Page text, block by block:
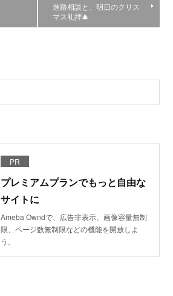
進路相談と、明日のクリス
マス礼拝🎄
PR
プレミアムプランでもっと自由な
サイトに
Ameba Owndで、広告非表示、画像容量無制
限、ページ数無制限などの機能を開放しよ
う。